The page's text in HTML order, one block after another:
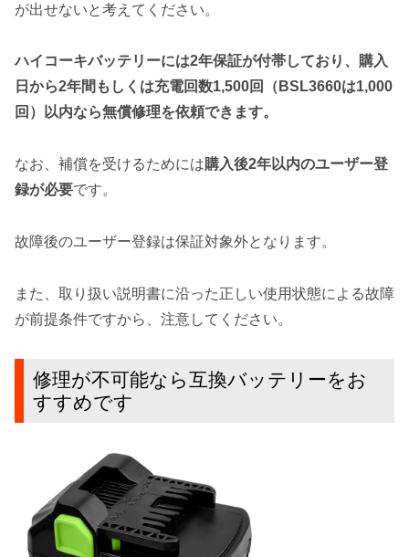
が出せないと考えてください。
ハイコーキバッテリーには2年保証が付帯しており、購入
日から2年間もしくは充電回数1,500回（BSL3660は1,000
回）以内なら無償修理を依頼できます。
なお、補償を受けるためには購入後2年以内のユーザー登
録が必要です。
故障後のユーザー登録は保証対象外となります。
また、取り扱い説明書に沿った正しい使用状態による故障
が前提条件ですから、注意してください。
修理が不可能なら互換バッテリーをお
すすめです